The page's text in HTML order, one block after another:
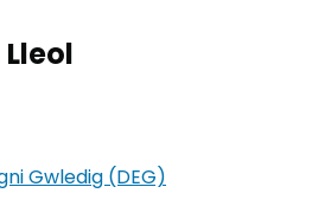
Gwledig (DEG)